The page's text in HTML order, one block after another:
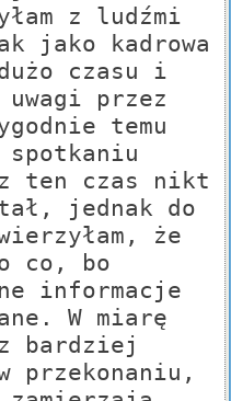
z ludźmi
jako kadrowa
czasu i
uwagi przez
temu
spotkaniu
ten czas nikt
jednak do
że
co, bo
informacje
W miarę
bardziej
przekonaniu,